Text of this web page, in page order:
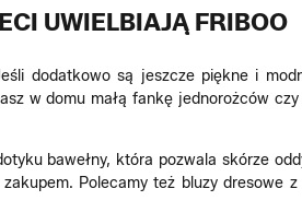
UWIELBIAJĄ FRIBOO
dodatkowo są jeszcze piękne i
w domu małą fankę jednorożców
bawełny, która pozwala skórze
Polecamy też bluzy dresowe